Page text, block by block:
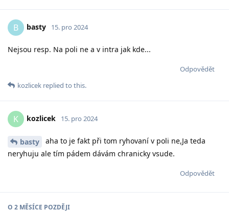
B basty 15. pro 2024
Nejsou resp. Na poli ne a v intra jak kde...
Odpovědět
kozlicek replied to this.
K kozlicek 15. pro 2024
basty
aha to je fakt při tom ryhovaní v poli ne,Ja teda
neryhuju ale tím pádem dávám chranicky vsude.
Odpovědět
O 2 MĚSÍCE POZDĚJI